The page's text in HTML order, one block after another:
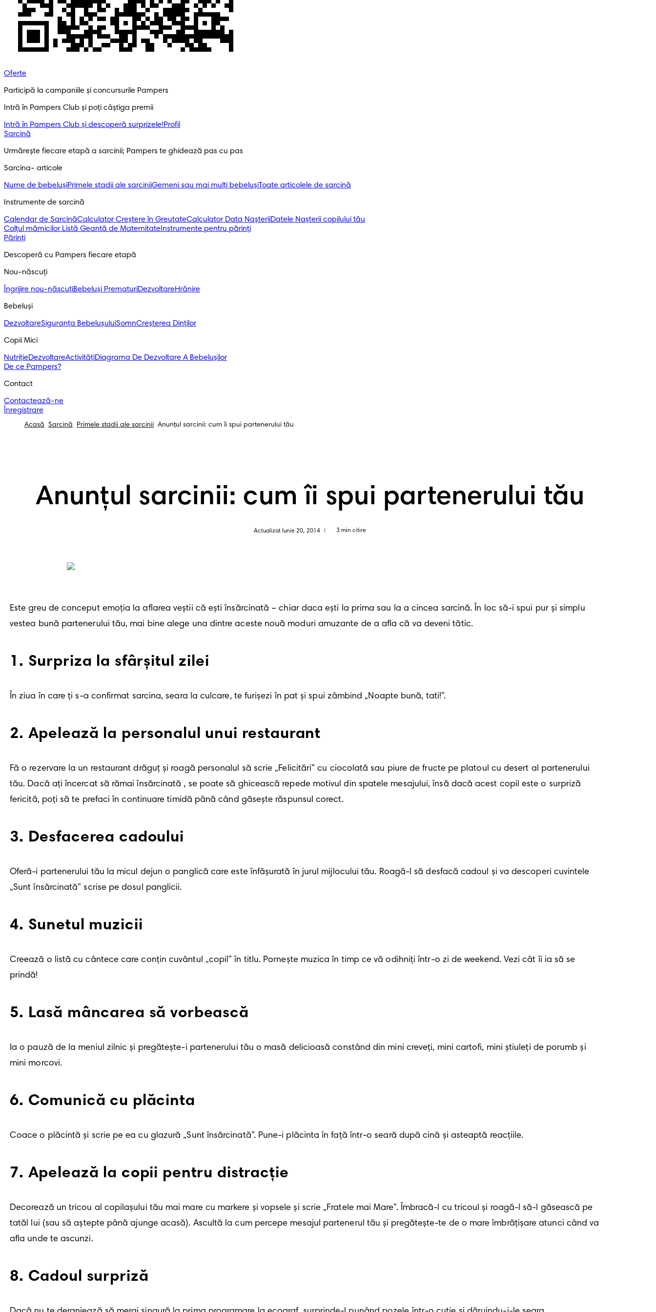
Oferte
Participă la campaniile și concursurile Pampers
Intră în Pampers Club și poți câștiga premii
Intră în Pampers Club și descoperă surprizele!​Profil
Sarcină
Urmărește fiecare etapă a sarcinii; Pampers te ghidează pas cu pas
Sarcina- articole
Nume de bebelușiPrimele stadii ale sarciniiGemeni sau mai mulți bebelușiToate articolele de sarcină
Instrumente de sarcină
Calendar de SarcinăCalculator Creștere în GreutateCalculator Data NașteriiDatele Nașterii copilului tău
Colțul mămicilor Listă Geantă de Maternitate Instrumente pentru părinți
Părinți
Descoperă cu Pampers fiecare etapă
Nou-născuți
Îngrijire nou-născuțiBebeluși PrematuriDezvoltareHrănire
Bebeluși
DezvoltareSiguranța BebelușuluiSomnCreșterea Dinților
Copii Mici
NutrițieDezvoltareActivitățiDiagrama De Dezvoltare A Bebelușilor
De ce Pampers?
Contact
Contactează-ne
Înregistrare
Acasă Sarcină Primele stadii ale sarcinii Anunțul sarcinii: cum îi spui partenerului tău
Anunțul sarcinii: cum îi spui partenerului tău
Actualizat Iunie 20, 2014 3 min citire
Este greu de conceput emoția la aflarea veștii că ești însărcinată – chiar daca ești la prima sau la a cincea sarcină. În loc să-i spui pur și simplu
vestea bună partenerului tău, mai bine alege una dintre aceste nouă moduri amuzante de a afla că va deveni tătic.
1 . Surpriza la sfârșitul zilei
În ziua în care ți s-a confirmat sarcina, seara la culcare, te furișezi în pat și spui zâmbind „Noapte bună, tati!”.
2. Apelează la personalul unui restaurant
Fă o rezervare la un restaurant drăguț și roagă personalul să scrie „Felicitări” cu ciocolată sau piure de fructe pe platoul cu desert al partenerului
tău. Dacă ați încercat să rămai însărcinată , se poate să ghicească repede motivul din spatele mesajului, însă dacă acest copil este o surpriză
fericită, poți să te prefaci în continuare timidă până când găsește răspunsul corect.
3. Desfacerea cadoului
Oferă-i partenerului tău la micul dejun o panglică care este înfășurată în jurul mijlocului tău. Roagă-l să desfacă cadoul și va descoperi cuvintele
„Sunt însărcinată” scrise pe dosul panglicii.
4. Sunetul muzicii
Creează o listă cu cântece care conțin cuvântul „copil” în titlu. Pornește muzica în timp ce vă odihniți într-o zi de weekend. Vezi cât îi ia să se
prindă!
5. Lasă mâncarea să vorbească
Ia o pauză de la meniul zilnic și pregătește-i partenerului tău o masă delicioasă constând din mini creveți, mini cartofi, mini știuleți de porumb și
mini morcovi.
6. Comunică cu plăcinta
Coace o plăcintă și scrie pe ea cu glazură „Sunt însărcinată”. Pune-i plăcinta în față într-o seară după cină și asteaptă reacțiile.
7. Apelează la copii pentru distracție
Decorează un tricou al copilașului tău mai mare cu markere și vopsele și scrie „Fratele mai Mare”. Îmbracă-l cu tricoul și roagă-l să-l găsească pe
tatăl lui (sau să aștepte până ajunge acasă). Ascultă la cum percepe mesajul partenerul tău și pregătește-te de o mare îmbrățișare atunci când va
afla unde te ascunzi.
8. Cadoul surpriză